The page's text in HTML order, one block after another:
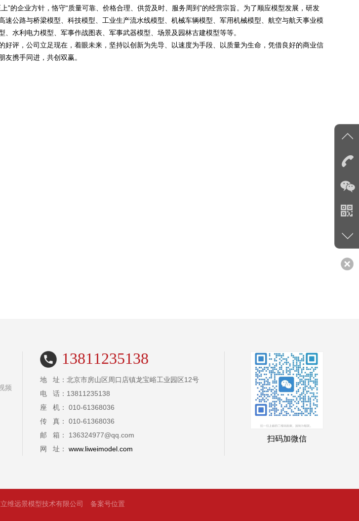
”的企业方针，恪守“质量可靠、价格合理、供货及时、服务周到”的经营宗旨。为了顺应模型发展，研发
速公路与桥梁模型、科技模型、工业生产流水线模型、机械车辆模型、军用机械模型、航空与航天事业模
水利电力模型、军事作战图表、军事武器模型、场景及园林古建模型等等。
好评，公司立足现在，着眼未来，坚持以创新为先导、以速度为手段、以质量为生命，凭借良好的商业信
携手同进，共创双赢。
频
13811235138
地 址：北京市房山区周口店镇龙宝峪工业园区12号
电 话：13811235138
座 机： 010-61368036
传 真： 010-61368036
邮 箱： 136324977@qq.com
网 址： www.liweimodel.com
扫码加微信
维远景模型技术有限公司 备案号位置